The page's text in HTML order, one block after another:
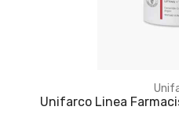
Unifarco Linea